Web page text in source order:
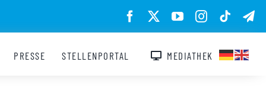
PRESSE STELLENPORTAL MEDIATHEK